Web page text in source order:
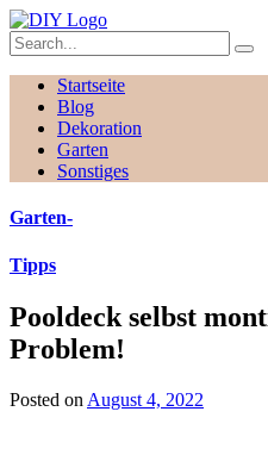
Startseite
Blog
Dekoration
Garten
Sonstiges
Garten-
Tipps
Pooldeck selbst
Problem!
Posted on August 4, 2022